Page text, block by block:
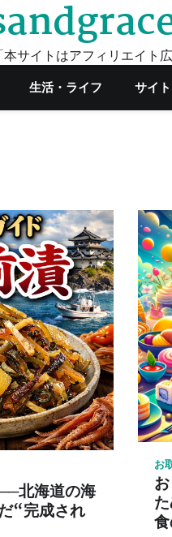
本サイトはアフィリエイト
生活・ライフ サイ
北海道の海
“完成され
お